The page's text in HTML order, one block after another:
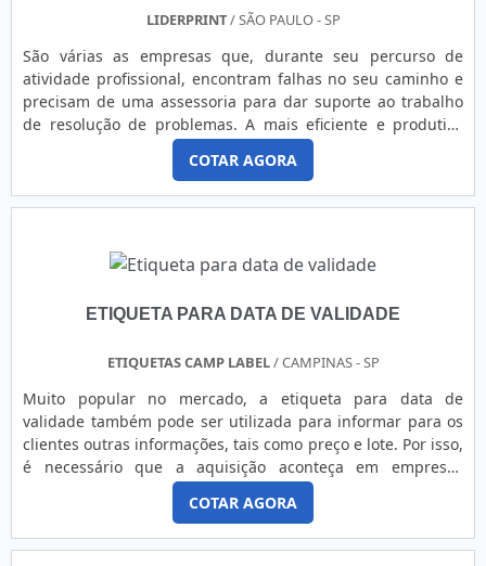
LIDERPRINT/ SÃO PAULO - SP
São várias as empresas que, durante seu percurso de
atividade profissional, encontram falhas no seu caminho e
precisam de uma assessoria para dar suporte ao trabalho
de resolução de problemas. A mais eficiente e produtiva
assessoria São Paulo é a equipe da Mais Gestão. A empresa
possui um corpo de funcionários especializados para lidar
com todos os tipos de barreiras que sua empresa pode
estar enfrentando no momento. Esteja ciente que os
COTAR AGORA
ETIQUETA PARA DATA DE VALIDADE
ETIQUETAS CAMP LABEL/ CAMPINAS - SP
Muito popular no mercado, a etiqueta para data de
validade também pode ser utilizada para informar para os
clientes outras informações, tais como preço e lote. Por isso,
é necessário que a aquisição aconteça em empresas
especializadas, que assegurem um produto com alta
precisão de impressão. AS PRINCIPAIS FUNÇÕES DO
MODELOAlém dos fatores já citados, é comum que as
etiquetas que mostram a data de validade contem com o
COTAR AGORA